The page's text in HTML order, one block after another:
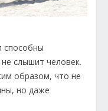
способны
слышит человек.
образом, что не
но даже